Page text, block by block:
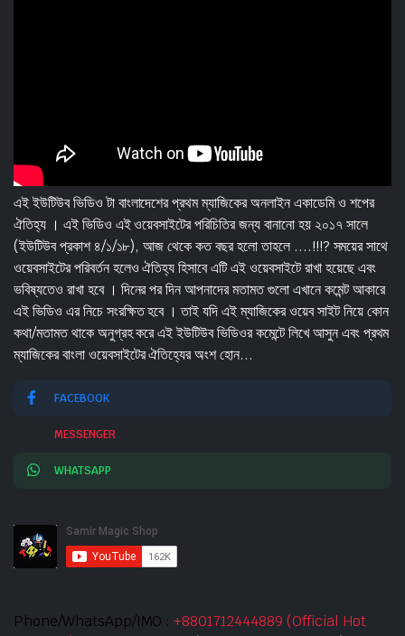
এই ইউটিউব ভিডিও টা বাংলাদেশের প্রথম ম্যাজিকের অনলাইন একাডেমি ও শপের
ঐতিহ্য । এই ভিডিও এই ওয়েবসাইটের পরিচিতির জন্য বানানো হয় ২০১৭ সালে
(ইউটিউব প্রকাশ ৪/১/১৮), আজ থেকে কত বছর হলো তাহলে ....!!!? সময়ের সাথে
ওয়েবসাইটের পরিবর্তন হলেও ঐতিহ্য হিসাবে এটি এই ওয়েবসাইটে রাখা হয়েছে এবং
ভবিষ্যতেও রাখা হবে । দিনের পর দিন আপনাদের মতামত গুলো এখানে কমেন্ট আকারে
এই ভিডিও এর নিচে সংরক্ষিত হবে । তাই যদি এই ম্যাজিকের ওয়েব সাইট নিয়ে কোন
কথা/মতামত থাকে অনুগ্রহ করে এই ইউটিউব ভিডিওর কমেন্টে লিখে আসুন এবং প্রথম
ম্যাজিকের বাংলা ওয়েবসাইটের ঐতিহ্যের অংশ হোন...
FACEBOOK
MESSENGER
WHATSAPP
Phone/WhatsApp/IMO : +8801712444889 (Official Hot